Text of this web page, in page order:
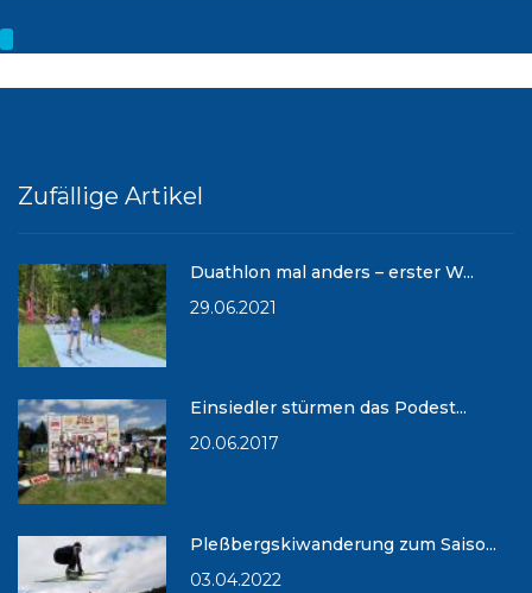
Zufällige Artikel
Duathlon mal anders – erster W...
29.06.2021
Einsiedler stürmen das Podest...
20.06.2017
Pleßbergskiwanderung zum Saiso...
03.04.2022